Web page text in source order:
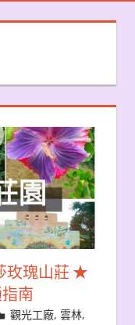
玫瑰山莊 ★
南
觀光工廠,雲林,